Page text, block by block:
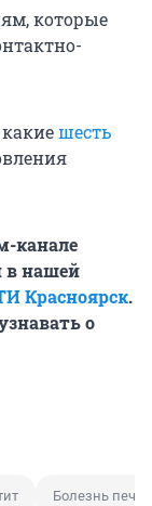
которые
шесть
канале
в нашей
Красноярск.
о
Болезнь